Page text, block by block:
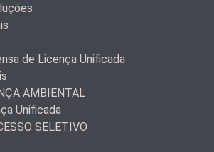
de Licença Unificada
AMBIENTAL
Unificada
SELETIVO